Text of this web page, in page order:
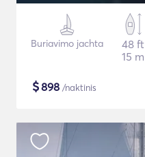
Buriavimo jachta
48 ft
15 m
$898 /naktinis